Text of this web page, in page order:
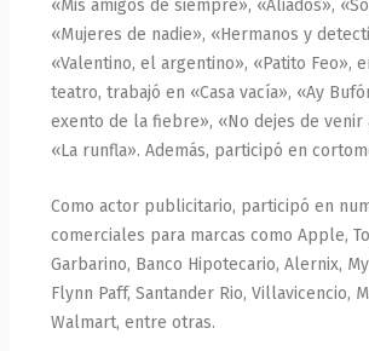
«Mis amigos de siempre», «Aliados»,
«Mujeres de nadie», «Hermanos y
«Valentino, el argentino», «Patito Feo»,
teatro, trabajó en «Casa vacía», «Ay
exento de la fiebre», «No dejes de venir
«La runfla». Además, participó en
Como actor publicitario, participó en
comerciales para marcas como Apple,
Garbarino, Banco Hipotecario, Alernix,
Flynn Paff, Santander Rio, Villavicencio,
Walmart, entre otras.